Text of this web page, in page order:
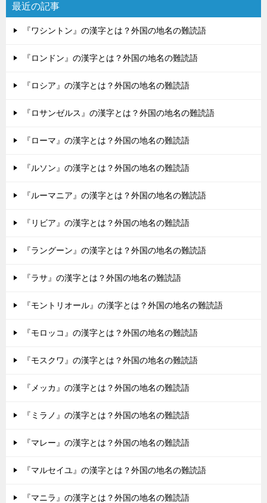
最近の記事
『ワシントン』の漢字とは？外国の地名の難読語
『ロンドン』の漢字とは？外国の地名の難読語
『ロシア』の漢字とは？外国の地名の難読語
『ロサンゼルス』の漢字とは？外国の地名の難読語
『ローマ』の漢字とは？外国の地名の難読語
『ルソン』の漢字とは？外国の地名の難読語
『ルーマニア』の漢字とは？外国の地名の難読語
『リビア』の漢字とは？外国の地名の難読語
『ラングーン』の漢字とは？外国の地名の難読語
『ラサ』の漢字とは？外国の地名の難読語
『モントリオール』の漢字とは？外国の地名の難読語
『モロッコ』の漢字とは？外国の地名の難読語
『モスクワ』の漢字とは？外国の地名の難読語
『メッカ』の漢字とは？外国の地名の難読語
『ミラノ』の漢字とは？外国の地名の難読語
『マレー』の漢字とは？外国の地名の難読語
『マルセイユ』の漢字とは？外国の地名の難読語
『マニラ』の漢字とは？外国の地名の難読語